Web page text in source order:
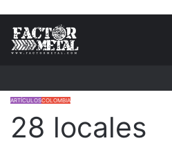
ARTÍCULOSCOLOMBIA
28 locales